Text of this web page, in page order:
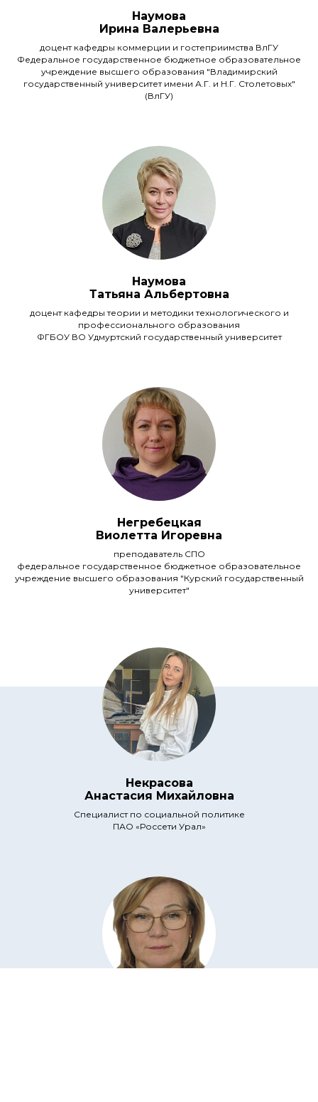
Наумова
Ирина Валерьевна
доцент кафедры коммерции и гостеприимства ВлГУ
Федеральное государственное бюджетное образовательное
учреждение высшего образования "Владимирский
государственный университет имени А.Г. и Н.Г. Столетовых"
(ВлГУ)
Наумова
Татьяна Альбертовна
доцент кафедры теории и методики технологического и
профессионального образования
ФГБОУ ВО Удмуртский государственный университет
Негребецкая
Виолетта Игоревна
преподаватель СПО
федеральное государственное бюджетное образовательное
учреждение высшего образования "Курский государственный
университет"
Некрасова
Анастасия Михайловна
Специалист по социальной политике
ПАО «Россети Урал»